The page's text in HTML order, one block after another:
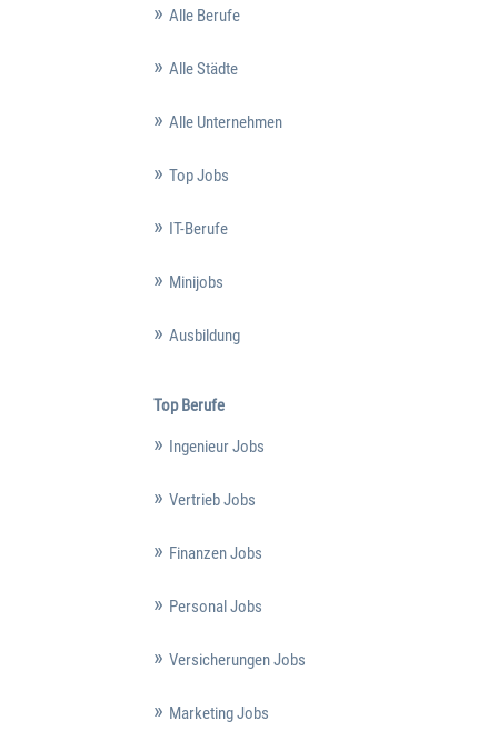
Alle Berufe
Alle Städte
Alle Unternehmen
Top Jobs
IT-Berufe
Minijobs
Ausbildung
Top Berufe
Ingenieur Jobs
Vertrieb Jobs
Finanzen Jobs
Personal Jobs
Versicherungen Jobs
Marketing Jobs